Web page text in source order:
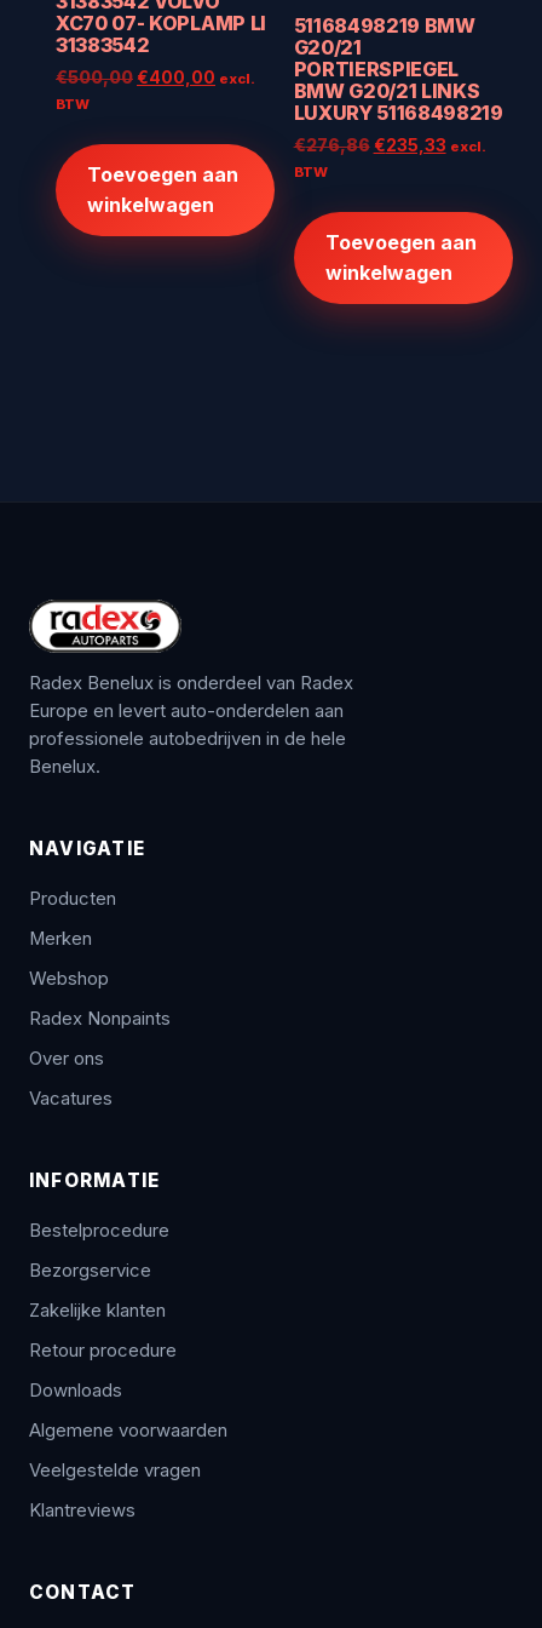
XC70 07- KOPLAMP LI
31383542
€500,00Oorspronkelijke
€400,00 Huidige
€400,00.
excl.
BTW
Toevoegen aan
winkelwagen
51168498219 BMW
G20/21
PORTIERSPIEGEL
BMW G20/21 LINKS
LUXURY 51168498219
€276,86 Oorspronkelijke
€235,33Huidige
€235,33.
excl.
BTW
Toevoegen aan
winkelwagen
Radex Benelux is onderdeel van Radex
Europe en levert auto-onderdelen aan
professionele autobedrijven in de hele
Benelux.
NAVIGATIE
Producten
Merken
Webshop
Radex Nonpaints
Over ons
Vacatures
INFORMATIE
Bestelprocedure
Bezorgservice
Zakelijke klanten
Retour procedure
Downloads
Algemene voorwaarden
Veelgestelde vragen
Klantreviews
CONTACT